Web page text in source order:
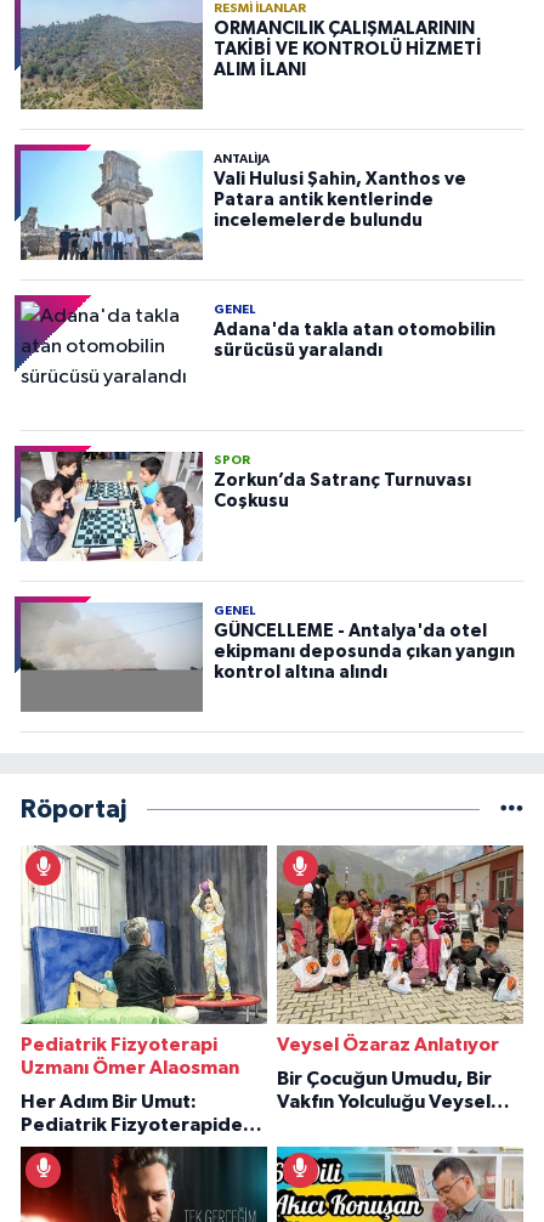
RESMI İLANLAR
ORMANCILIK ÇALIŞMALARININ
TAKİBİ VE KONTROLÜ HİZMETİ
ALIM İLANI
ANTALIJA
Vali Hulusi Şahin, Xanthos ve
Patara antik kentlerinde
incelemelerde bulundu
GENEL
Adana'da takla atan otomobilin
sürücüsü yaralandı
SPOR
Zorkun’da Satranç Turnuvası
Coşkusu
GENEL
GÜNCELLEME - Antalya'da otel
ekipmanı deposunda çıkan yangın
kontrol altına alındı
Röportaj
Pediatrik Fizyoterapi
Uzmanı Ömer Alaosman
Her Adım Bir Umut:
Pediatrik Fizyoterapiden
İlham Veren Hikâyeler
Veysel Özaraz Anlatıyor
Bir Çocuğun Umudu, Bir
Vakfın Yolculuğu Veysel